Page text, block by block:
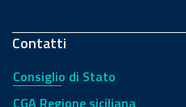
Contatti
Consiglio di Stato
CGA Regione siciliana